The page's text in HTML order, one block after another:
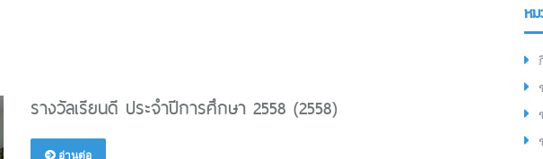
รางวัลเรียนดี ประจำปีการศึกษา 2558 (2558)
อ่านต่อ
ห